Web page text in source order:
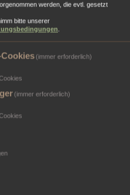
M
zu verwenden.
© phpBB Limited
Übersetzung durch
vorbehalten.
werden, die evtl. gesetzt
bitte unserer
(immer erforderlich)
(immer erforderlich)